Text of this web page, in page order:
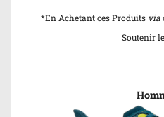
*En Achetant ces Produits via
Soutenir